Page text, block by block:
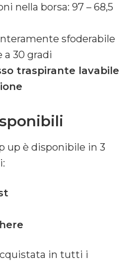
nella borsa: 97 – 68,5
sfoderabile
a 30 gradi
traspirante lavabile
up è disponibile in 3
in tutti i